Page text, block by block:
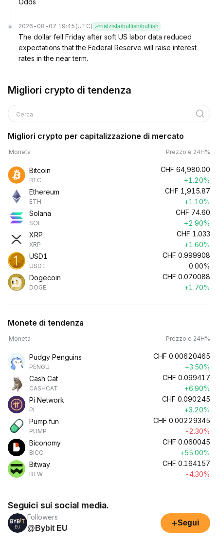
Odds
2026-08-07 19:45 (UTC) rialzista/bullish/bullish
The dollar fell Friday after soft US labor data reduced
expectations that the Federal Reserve will raise interest
rates in the near term.
Migliori crypto di tendenza
Cerca
Migliori crypto per capitalizzazione di mercato
Moneta Prezzo e 24H%
Bitcoin
BTC
CHF 64,980.00
+1.20%
Ethereum
ETH
CHF 1,915.87
+1.10%
Solana
SOL
CHF 74.60
+2.90%
XRP
XRP
CHF 1.033
+1.60%
USD1
USD1
CHF 0.999908
0.00%
Dogecoin
DOGE
CHF 0.070088
+1.70%
Monete di tendenza
Moneta Prezzo e 24H%
Pudgy Penguins
PENGU
CHF 0.00620465
+3.50%
Cash Cat
CASHCAT
CHF 0.099417
+6.90%
Pi Network
PI
CHF 0.090245
+3.20%
Pump.fun
PUMP
CHF 0.00229345
-2.30%
Biconomy
BICO
CHF 0.060045
+55.00%
Bitway
BTW
CHF 0.164157
-4.30%
Seguici sui social media.
Followers
@Bybit EU
+Segui